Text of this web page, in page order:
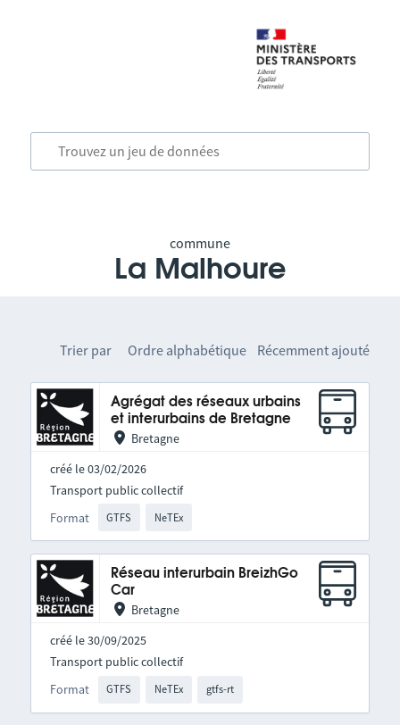
commune
La Malhoure
Trier par Ordre alphabétique Récemment ajouté
Agrégat des réseaux urbains
et interurbains de Bretagne
Bretagne
créé le 03/02/2026
Format GTFS NeTEx
Transport public collectif
Réseau interurbain BreizhGo
Car
Bretagne
créé le 30/09/2025
Format GTFS NeTEx gtfs-rt
Transport public collectif